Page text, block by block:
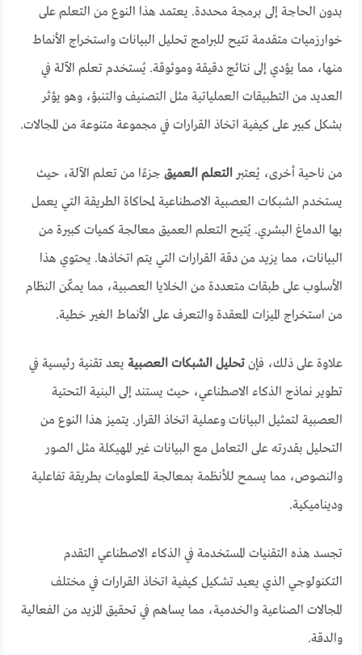
بدون الحاجة إلى برمجة محددة. يعتمد هذا النوع من التعلم على
خوارزميات متقدمة تتيح للبرامج تحليل البيانات واستخراج الأنماط
منها، مما يؤدي إلى نتائج دقيقة وموثوقة. يُستخدم تعلم الآلة في
العديد من التطبيقات العملياتية مثل التصنيف والتنبؤ، وهو يؤثر
بشكل كبير على كيفية اتخاذ القرارات في مجموعة متنوعة من المجالات.
من ناحية أخرى، يُعتبرالتعلم العميق جزءًا من تعلم الآلة، حيث
يستخدم الشبكات العصبية الاصطناعية لمحاكاة الطريقة التي يعمل
بها الدماغ البشري. يُتيح التعلم العميق معالجة كميات كبيرة من
البيانات، مما يزيد من دقة القرارات التي يتم اتخاذها. يحتوي هذا
الأسلوب على طبقات متعددة من الخلايا العصبية، مما يمكّن النظام
من استخراج الميزات المعقدة والتعرف على الأنماط الغير خطية.
علاوة على ذلك، فإنتحليل الشبكات العصبية يعد تقنية رئيسية في
تطوير نماذج الذكاء الاصطناعي، حيث يستند إلى البنية التحتية
العصبية لتمثيل البيانات وعملية اتخاذ القرار. يتميز هذا النوع من
التحليل بقدرته على التعامل مع البيانات غير المهيكلة مثل الصور
والنصوص، مما يسمح للأنظمة بمعالجة المعلومات بطريقة تفاعلية
وديناميكية.
تجسد هذه التقنيات المستخدمة في الذكاء الاصطناعي التقدم
التكنولوجي الذي يعيد تشكيل كيفية اتخاذ القرارات في مختلف
المجالات الصناعية والخدمية، مما يساهم في تحقيق المزيد من الفعالية
والدقة.